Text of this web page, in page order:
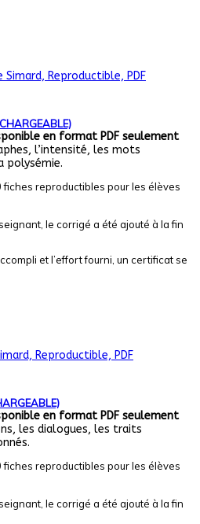
en format PDF seulement
l’intensité, les mots
polysémie.
reproductibles pour les élèves
le corrigé a été ajouté à la fin
et l’effort fourni, un certificat se
en format PDF seulement
les dialogues, les traits
reproductibles pour les élèves
le corrigé a été ajouté à la fin